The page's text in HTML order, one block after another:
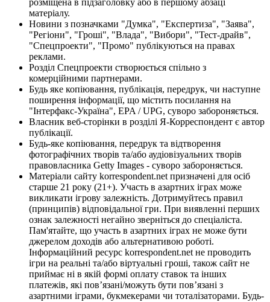
матеріалу.
Новини з позначками "Думка", "Експертиза", "Заява",
"Регіони", "Гроші", "Влада", "Вибори", "Тест-драйв",
"Спецпроекти", "Промо" публікуються на правах
реклами.
Розділ Спецпроекти створюється спільно з
комерційними партнерами.
Будь яке копіювання, публікація, передрук, чи наступне
поширення інформації, що містить посилання на
"Інтерфакс-Україна", EPA / UPG, суворо забороняється.
Власник веб-сторінки в розділі Я-Корреспондент є автор
публікації.
Будь-яке копіювання, передрук та відтворення
фотографічних творів та/або аудіовізуальних творів
правовласника Getty Images - суворо забороняється.
Матеріали сайту korrespondent.net призначені для осіб
старше 21 року (21+). Участь в азартних іграх може
викликати ігрову залежність. Дотримуйтесь правил
(принципів) відповідальної гри. При виявленні перших
ознак залежності негайно зверніться до спеціаліста.
Пам'ятайте, що участь в азартних іграх не може бути
джерелом доходів або альтернативою роботі.
Інформаційний ресурс korrespondent.net не проводить
ігри на реальні та/або віртуальні гроші, також сайт не
приймає ні в якій формі оплату ставок та інших
платежів, які пов’язані/можуть бути пов’язані з
азартними іграми, букмекерами чи тоталізаторами. Будь-